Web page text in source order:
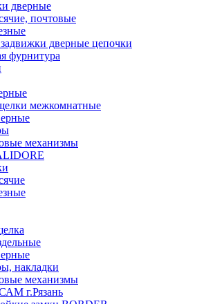
дверные
почтовые
дверные цепочки
фурнитура
межкомнатные
механизмы
накладки
механизмы
г.Рязань